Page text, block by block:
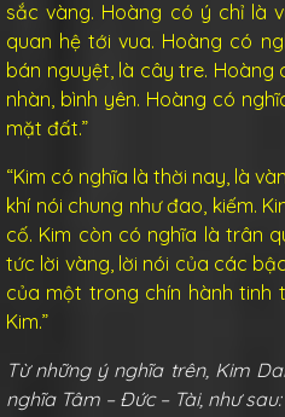
sắc vàng. Hoàng có ý chỉ là
quan hệ tới vua. Hoàng có
bán nguyệt, là cây tre. Hoàng
nhàn, bình yên. Hoàng có
mặt đất.”
“Kim có nghĩa là thời nay, là
khí nói chung như đao, kiếm.
cố. Kim còn có nghĩa là trân
tức lời vàng, lời nói của các
của một trong chín hành tinh
Kim.”
Từ những ý nghĩa trên, Kim
nghĩa Tâm – Đức – Tài, như sau: